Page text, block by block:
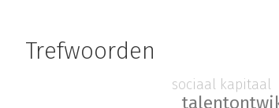
Trefwoorden
sociaal kapitaal